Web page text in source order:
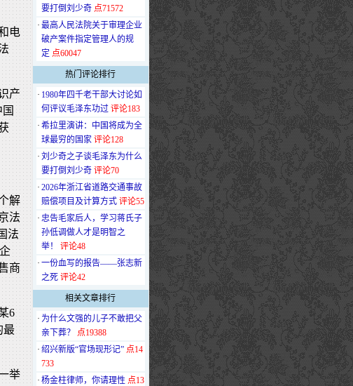
电
产
解
法
法
商
6
最
举
要打倒刘少奇 点71572
· 最高人民法院关于审理企业
破产案件指定管理人的规
定 点60047
热门评论排行
· 1980年四千老干部大讨论如
何评议毛泽东功过 评论183
· 希拉里演讲：中国将成为全
球最穷的国家 评论128
· 刘少奇之子谈毛泽东为什么
要打倒刘少奇 评论70
· 2026年浙江省道路交通事故
赔偿项目及计算方式 评论55
· 忠告毛家后人，学习蒋氏子
孙低调做人才是明智之
举！
评论48
· 一份血写的报告——张志新
之死 评论42
相关文章排行
· 为什么文强的儿子不敢把父
亲下葬？
点19388
· 绍兴新版“官场现形记” 点14
733
· 杨金柱律师，你请理性 点13